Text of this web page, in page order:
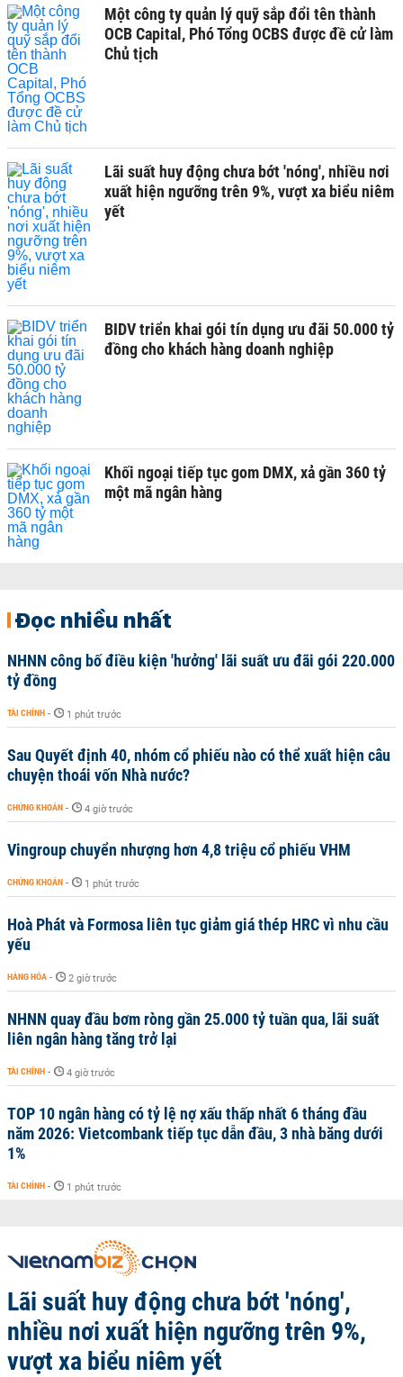
Một công ty quản lý quỹ sắp đổi tên thành
OCB Capital, Phó Tổng OCBS được đề cử làm
Chủ tịch
Lãi suất huy động chưa bớt 'nóng', nhiều nơi
xuất hiện ngưỡng trên 9%, vượt xa biểu niêm
yết
BIDV triển khai gói tín dụng ưu đãi 50.000 tỷ
đồng cho khách hàng doanh nghiệp
Khối ngoại tiếp tục gom DMX, xả gần 360 tỷ
một mã ngân hàng
Đọc nhiều nhất
NHNN công bố điều kiện 'hưởng' lãi suất ưu đãi gói 220.000
tỷ đồng
TÀI CHÍNH - 1 phút trước
Sau Quyết định 40, nhóm cổ phiếu nào có thể xuất hiện câu
chuyện thoái vốn Nhà nước?
CHỨNG KHOÁN - 4 giờ trước
Vingroup chuyển nhượng hơn 4,8 triệu cổ phiếu VHM
CHỨNG KHOÁN - 1 phút trước
Hoà Phát và Formosa liên tục giảm giá thép HRC vì nhu cầu
yếu
HÀNG HÓA - 2 giờ trước
NHNN quay đầu bơm ròng gần 25.000 tỷ tuần qua, lãi suất
liên ngân hàng tăng trở lại
TÀI CHÍNH - 4 giờ trước
TOP 10 ngân hàng có tỷ lệ nợ xấu thấp nhất 6 tháng đầu
năm 2026: Vietcombank tiếp tục dẫn đầu, 3 nhà băng dưới
1%
TÀI CHÍNH - 1 phút trước
Lãi suất huy động chưa bớt 'nóng',
nhiều nơi xuất hiện ngưỡng trên 9%,
vượt xa biểu niêm yết